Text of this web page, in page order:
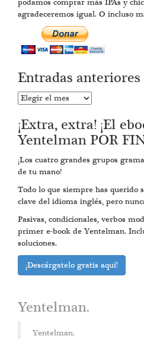
podamos comprar más IPAs y
agradeceremos igual. O incluso
Entradas anteriores
Entradas
¡Extra, extra! ¡El
Yentelman POR
¡Los cuatro grandes grupos
de tu mano!
Todo lo que siempre has querido
clave del idioma inglés, pero
Pasivas, condicionales, verbos
primer e-book de Yentelman.
soluciones.
¡Descárgatelo gratis aquí!
Yentelman.
Yentelman.